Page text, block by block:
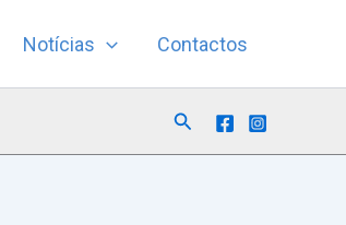
Notícias Contactos
Search